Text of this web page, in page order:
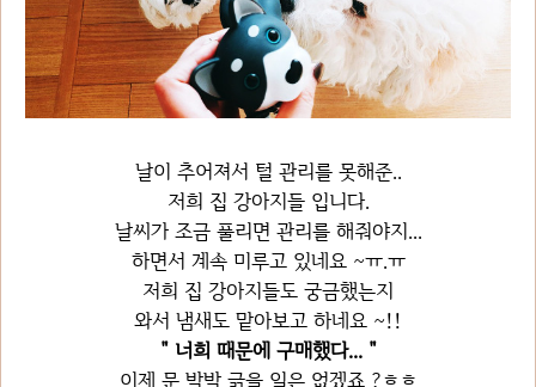
날이 추어져서 털 관리를 못해준..
저희 집 강아지들 입니다.
날씨가 조금 풀리면 관리를 해줘야지...
하면서 계속 미루고 있네요 ~ㅠ.ㅠ
저희 집 강아지들도 궁금했는지
와서 냄새도 맡아보고 하네요 ~!!
" 너희 때문에 구매했다... "
이제 문 박박 긁을 일은 없겠죠 ?ㅎㅎ